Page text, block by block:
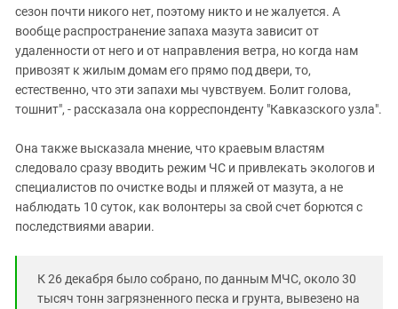
сезон почти никого нет, поэтому никто и не жалуется. А
вообще распространение запаха мазута зависит от
удаленности от него и от направления ветра, но когда нам
привозят к жилым домам его прямо под двери, то,
естественно, что эти запахи мы чувствуем. Болит голова,
тошнит", - рассказала она корреспонденту "Кавказского узла".
Она также высказала мнение, что краевым властям
следовало сразу вводить режим ЧС и привлекать экологов и
специалистов по очистке воды и пляжей от мазута, а не
наблюдать 10 суток, как волонтеры за свой счет борются с
последствиями аварии.
К 26 декабря было собрано, по данным МЧС, около 30
тысяч тонн загрязненного песка и грунта, вывезено на